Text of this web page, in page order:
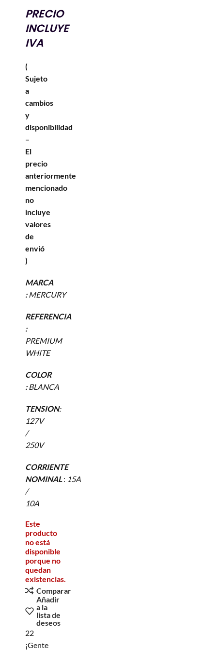
PRECIO
INCLUYE
IVA
(
Sujeto
a
cambios
y
disponibilidad
–
El
precio
anteriormente
mencionado
no
incluye
valores
de
envió
)
MARCA
:MERCURY
REFERENCIA
:
PREMIUM
WHITE
COLOR
:BLANCA
TENSION:
127V
/
250V
CORRIENTE
NOMINAL: 15A
/
10A
Este
producto
no está
disponible
porque no
quedan
existencias.
Comparar
Añadir
a la
lista de
deseos
22
¡Gente